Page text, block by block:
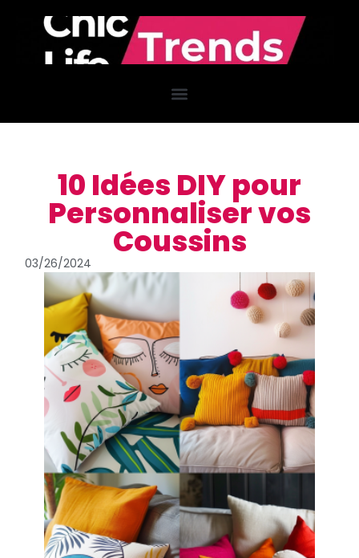
10 Idées DIY pour
Personnaliser vos
Coussins
03/26/2024